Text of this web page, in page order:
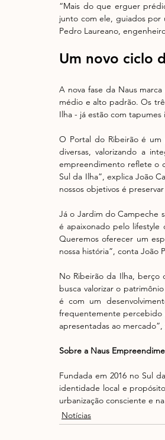
“Mais do que erguer
junto com ele, guiados por
Pedro Laureano,
Um novo ciclo
A nova fase da Naus
médio e alto padrão. Os
Ilha - já estão com
O Portal do Ribeirão é
diversas, valorizando a
empreendimento reflete o
Sul da Ilha”, explica João
nossos objetivos é
Já o Jardim do Campeche
é apaixonado pelo lifestyle
Queremos oferecer um
nossa história”, conta João
No Ribeirão da Ilha, berço
busca valorizar o
é com um
frequentemente percebido
apresentadas ao mercado”,
Sobre a Naus
Fundada em 2016 no Sul
identidade local e
urbanização consciente e
Notícias